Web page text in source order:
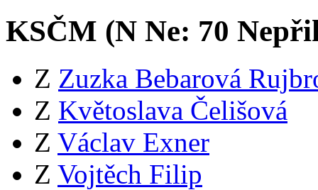
KSČM (N Ne: 70
Z Zuzka Bebarová
Z Květoslava Čelišová
Z Václav Exner
Z Vojtěch Filip